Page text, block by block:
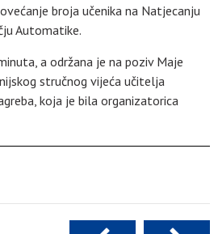
broja učenika na Natjecanju
Automatike.
a održana je na poziv Maje
stručnog vijeća učitelja
koja je bila organizatorica